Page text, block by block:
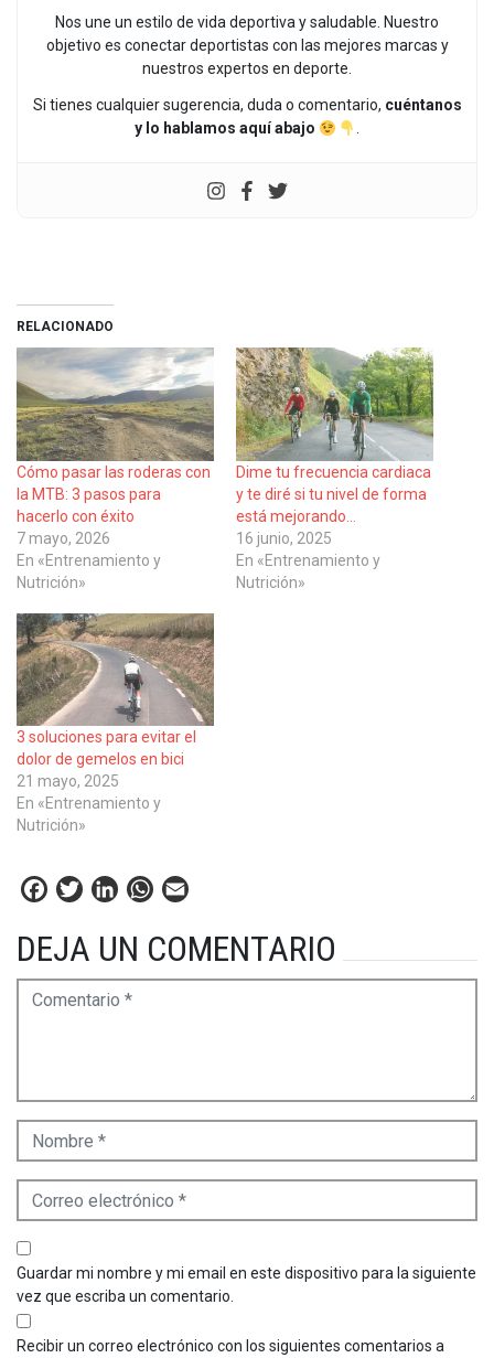
Nos une un estilo de vida deportiva y saludable. Nuestro
objetivo es conectar deportistas con las mejores marcas y
nuestros expertos en deporte.
Si tienes cualquier sugerencia, duda o comentario, cuéntanos
y lo hablamos aquí abajo
.
RELACIONADO
Cómo pasar las roderas con
la MTB: 3 pasos para
hacerlo con éxito
7 mayo, 2026
En «Entrenamiento y
Nutrición»
Dime tu frecuencia cardiaca
y te diré si tu nivel de forma
está mejorando…
16 junio, 2025
En «Entrenamiento y
Nutrición»
3 soluciones para evitar el
dolor de gemelos en bici
21 mayo, 2025
En «Entrenamiento y
Nutrición»
Facebook
TwitterLinkedInWhatsApp
DEJA UN COMENTARIO
Guardar mi nombre y mi email en este dispositivo para la siguiente
vez que escriba un comentario.
Recibir un correo electrónico con los siguientes comentarios a